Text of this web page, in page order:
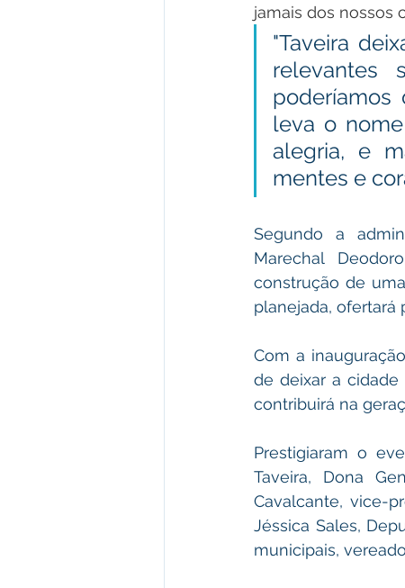
jamais dos nossos
"Taveira
relevantes
poderíamos
leva o
alegria, e
mentes e
Segundo a
Marechal
construção de
planejada, ofertará
Com a
de deixar a
contribuirá na
Prestigiaram o
Taveira, Dona
Cavalcante, vice-
Jéssica Sales,
municipais,